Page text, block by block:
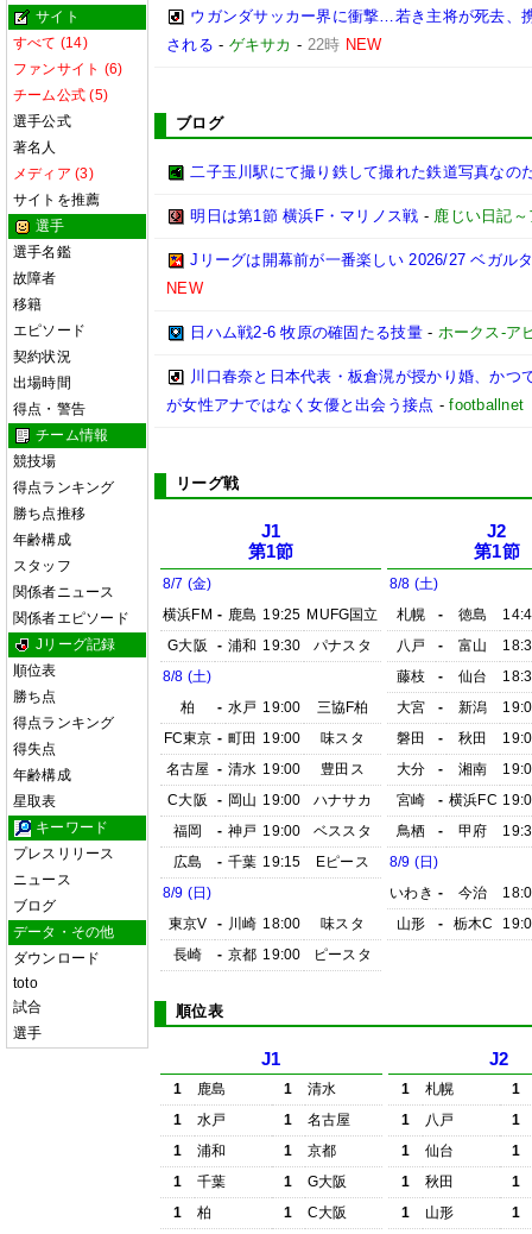
サイト
すべて (14)
ファンサイト (6)
チーム公式 (5)
選手公式
著名人
メディア (3)
サイトを推薦
選手
選手名鑑
故障者
移籍
エピソード
契約状況
出場時間
得点・警告
チーム情報
競技場
得点ランキング
勝ち点推移
年齢構成
スタッフ
関係者ニュース
関係者エピソード
Jリーグ記録
順位表
勝ち点
得点ランキング
得失点
年齢構成
星取表
キーワード
プレスリリース
ニュース
ブログ
データ・その他
ダウンロード
toto
試合
選手
ウガンダサッカー界に衝撃…若き主将が死去、
される - ゲキサカ - 22時 NEW
ブログ
二子玉川駅にて撮り鉄して撮れた鉄道写真なの
明日は第1節 横浜F・マリノス戦 - 鹿じい日記
Jリーグは開幕前が一番楽しい 2026/27 ベガル
NEW
日ハム戦2-6 牧原の確固たる技量- ホークス-ア
川口春奈と日本代表・板倉滉が授かり婚、か
が女性アナではなく女優と出会う接点 -footballnet
リーグ戦
J1
第1節
8/7 (金)
横浜FM - 鹿島 19:25 MUFG国立
G大阪
- 浦和 19:30
パナスタ
8/8 (土)
柏
- 水戸 19:00
三協F柏
FC東京 - 町田 19:00
味スタ
名古屋 - 清水 19:00
豊田ス
C大阪
- 岡山 19:00
ハナサカ
福岡
- 神戸 19:00
ベススタ
広島
- 千葉 19:15
Eピース
8/9 (日)
東京V
- 川崎 18:00
味スタ
長崎
- 京都 19:00 ピースタ
J2
第1節
8/8 (土)
札幌
- 徳島
八戸
- 富山
藤枝
- 仙台
大宮
- 新潟
磐田
- 秋田
大分
- 湘南
宮崎
- 横浜FC
鳥栖
- 甲府
8/9 (日)
いわき - 今治
山形
- 栃木C
順位表
J1
1 鹿島 1
清水
1
水戸 1
名古屋
1
浦和 1
京都
1
千葉 1
G大阪
1
柏 1
C大阪
J2
1 札幌
1
1
八戸
1
1
仙台
1
1
秋田
1
1
山形
1